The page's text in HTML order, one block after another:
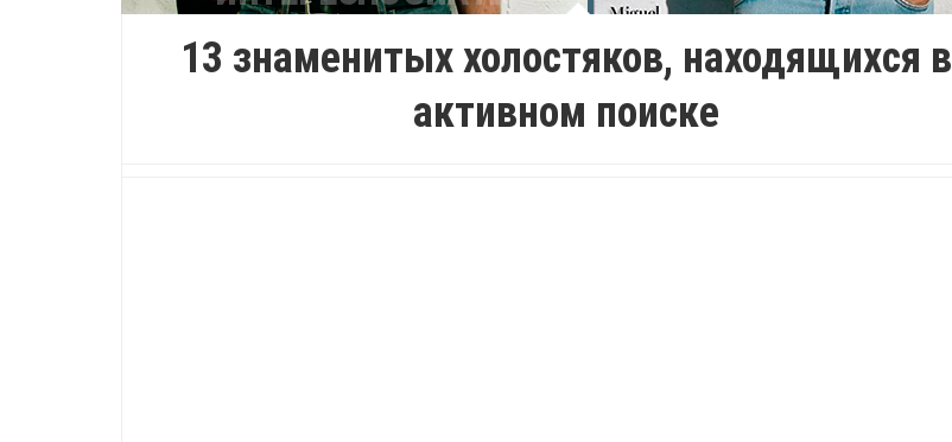
13 знаменитых холостяков, находящихся в
активном поиске